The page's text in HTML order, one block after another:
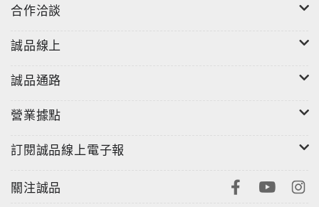
合作洽談
誠品線上
誠品通路
營業據點
訂閱誠品線上電子報
關注誠品